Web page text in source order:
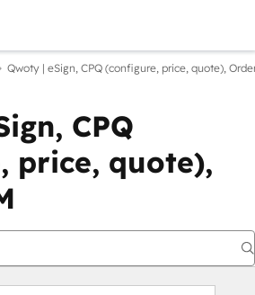
Qwoty | eSign, CPQ (configure, price, quote),
CPQ
price, quote),